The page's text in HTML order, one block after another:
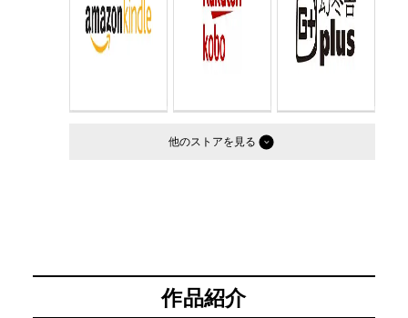
他のストア
作品紹介